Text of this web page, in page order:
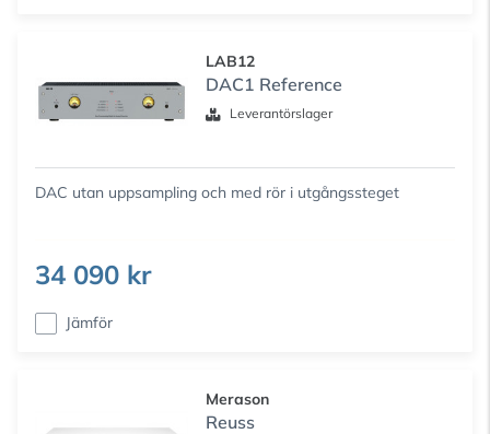
LAB12
DAC1 Reference
Leverantörslager
DAC utan uppsampling och med rör i utgångssteget
34 090 kr
Jämför
Merason
Reuss